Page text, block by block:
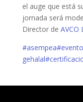
el auge que está
jornada será
Director de AVCO
#asempea
gehalal